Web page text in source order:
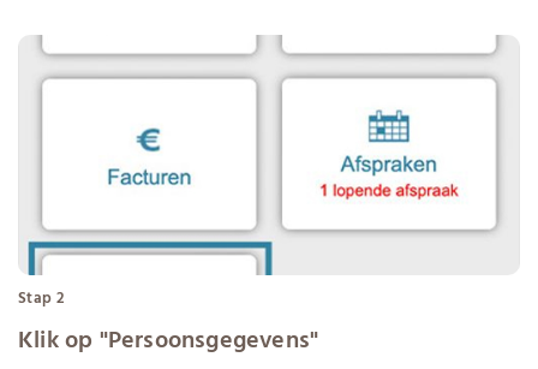
Stap 2
Klik op "Persoonsgegevens"